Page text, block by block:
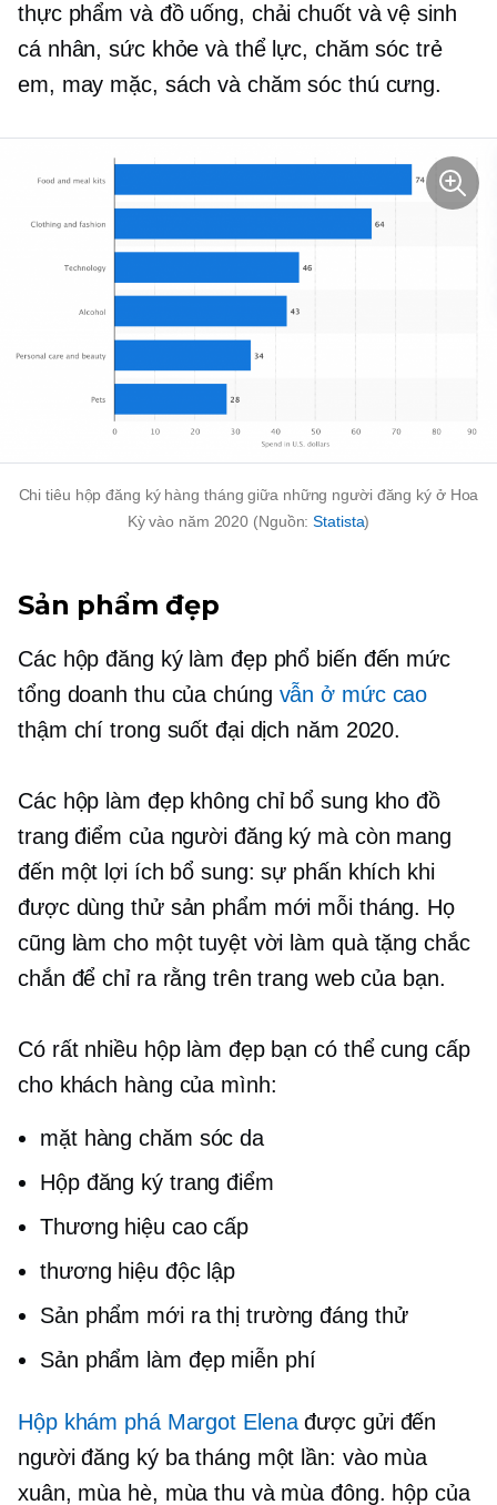
thực phẩm và đồ uống, chải chuốt và vệ sinh
cá nhân, sức khỏe và thể lực, chăm sóc trẻ
em, may mặc, sách và chăm sóc thú cưng.
Chi tiêu hộp đăng ký hàng tháng giữa những người đăng ký ở Hoa
Kỳ vào năm 2020 (Nguồn:Statista)
Sản phẩm đẹp
Các hộp đăng ký làm đẹp phổ biến đến mức
tổng doanh thu của chúng vẫn ở mức cao
thậm chí trong suốt đại dịch năm 2020.
Các hộp làm đẹp không chỉ bổ sung kho đồ
trang điểm của người đăng ký mà còn mang
đến một lợi ích bổ sung: sự phấn khích khi
được dùng thử sản phẩm mới mỗi tháng. Họ
cũng làm cho một tuyệt vời làm quà tặng chắc
chắn để chỉ ra rằng trên trang web của bạn.
Có rất nhiều hộp làm đẹp bạn có thể cung cấp
cho khách hàng của mình:
mặt hàng chăm sóc da
Hộp đăng ký trang điểm
Thương hiệu cao cấp
thương hiệu độc lập
Sản phẩm mới ra thị trường đáng thử
Sản phẩm làm đẹp miễn phí
Hộp khám phá Margot Elenađược gửi đến
người đăng ký ba tháng một lần: vào mùa
xuân, mùa hè, mùa thu và mùa đông. hộp của